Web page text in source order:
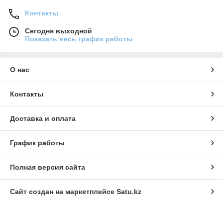
Контакты
Сегодня выходной
Показать весь график работы
О нас
Контакты
Доставка и оплата
График работы
Полная версия сайта
Сайт создан на маркетплейсе Satu.kz